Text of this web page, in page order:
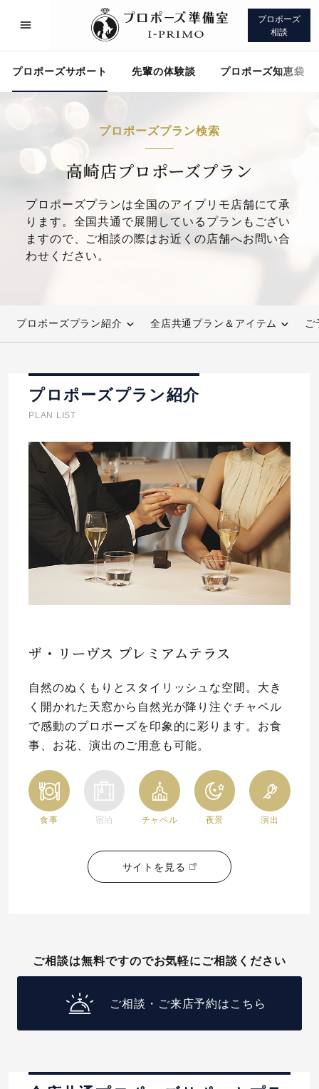
プロポーズ
相談
プロポーズサポート 先輩の体験談 プロポーズ知恵袋
プロポーズプラン検索
高崎店プロポーズプラン
プロポーズプランは全国のアイプリモ店舗にて承
ります。全国共通で展開しているプランもござい
ますので、ご相談の際はお近くの店舗へお問い合
わせください。
プロポーズプラン紹介 全店共通プラン＆アイテム ご
プロポーズプラン紹介
PLAN LIST
ザ・リーヴス プレミアムテラス
自然のぬくもりとスタイリッシュな空間。大き
く開かれた天窓から自然光が降り注ぐチャペル
で感動のプロポーズを印象的に彩ります。お食
事、お花、演出のご用意も可能。
食事 宿泊 チャペル 夜景 演出
サイトを見る
ご相談は無料ですのでお気軽にご相談ください
ご相談・ご来店予約はこちら
プロポーズサポート 先輩の体験談
プロポーズ知恵袋 アイプリモについて
プロポーズサポートの流れ
スペシャルプロポーズイベント
プロポーズアイテム
おすすめの婚約指輪
パーフェクトプロポーズリング®
プロポーズシチュエーション診断
プロポーズ知恵袋
プロポーズ意識調査結果一覧
婚約指輪選び方ガイド
ダイヤモンドの品質とは？
プロポーズの方法
場所
言葉
アイプリモについて
ニュース
婚約指輪のご購入と
プロポーズのご相談
I-PRIMO公式オンラインショップ